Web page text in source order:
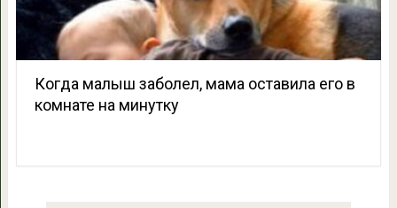
Когда малыш заболел, мама оставила его в
комнате на минутку